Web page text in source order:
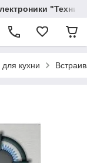
кухни